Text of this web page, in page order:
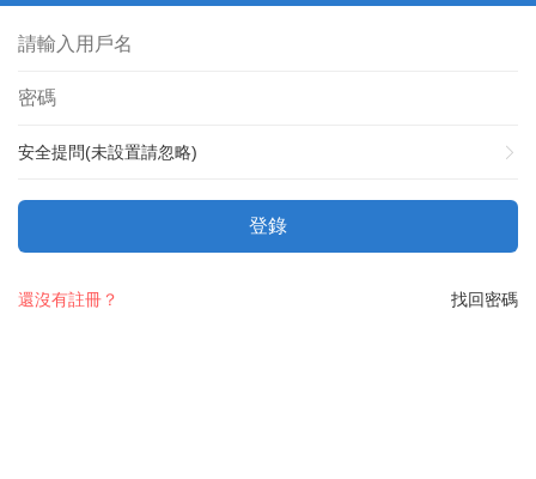
安全提問(未設置請忽略)
登錄
找回密碼
還沒有註冊？